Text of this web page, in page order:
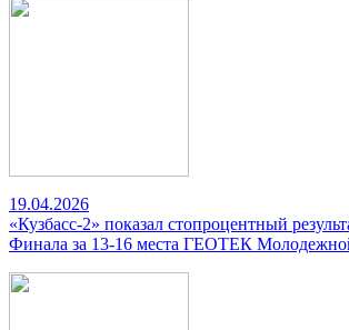
19.04.2026
«Кузбасс-2» показал стопроцентный
Финала за 13-16 места ГЕОТЕК